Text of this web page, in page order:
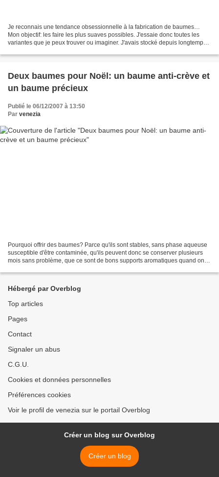
Je reconnais une tendance obsessionnelle à la fabrication de baumes…
Mon objectif: les faire les plus suaves possibles. J'essaie donc toutes les
variantes que je peux trouver ou imaginer. J'avais stocké depuis longtemps
Deux baumes pour Noël: un baume anti-crève et
un baume précieux
Publié le 06/12/2007 à 13:50
Par venezia
Pourquoi offrir des baumes? Parce qu'ils sont stables, sans phase aqueuse
susceptible d'être contaminée, qu'ils peuvent donc se conserver plusieurs
mois sans problème, que ce sont de bons supports aromatiques quand on
Hébergé par Overblog
Top articles
Pages
Contact
Signaler un abus
C.G.U.
Cookies et données personnelles
Préférences cookies
Voir le profil de venezia sur le portail Overblog
Créer un blog sur Overblog
Créer un blog